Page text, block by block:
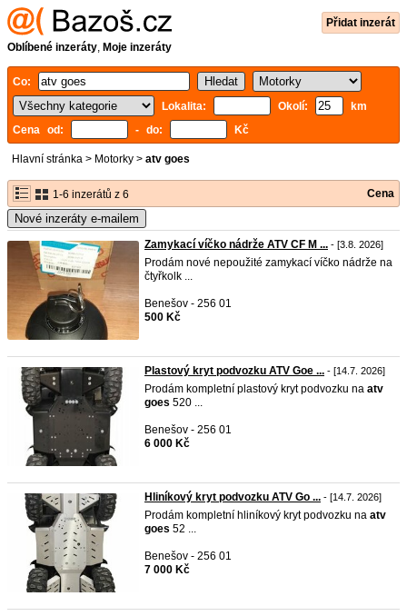
Přidat inzerát
Oblíbené inzeráty, Moje inzeráty
Co:
Lokalita:
Okolí:
km
Cena od:
- do: Kč
Hlavní stránka > Motorky > atv goes
1-6 inzerátů z 6 Cena
Nové inzeráty e-mailem
Zamykací víčko nádrže ATV CF M ... - [3.8. 2026]
Prodám nové nepoužité zamykací víčko nádrže na
čtyřkolk ...
Benešov - 256 01
500 Kč
Plastový kryt podvozku ATV Goe ... - [14.7. 2026]
Prodám kompletní plastový kryt podvozku na atv
goes 520 ...
Benešov - 256 01
6 000 Kč
Hliníkový kryt podvozku ATV Go ... - [14.7. 2026]
Prodám kompletní hliníkový kryt podvozku na atv
goes 52 ...
Benešov - 256 01
7 000 Kč